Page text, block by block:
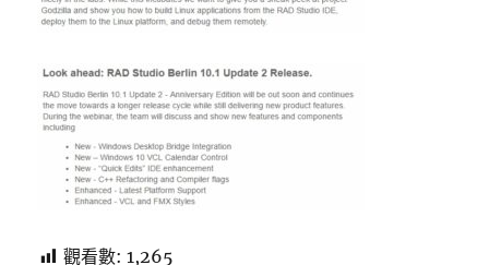
觀看數: 1,265